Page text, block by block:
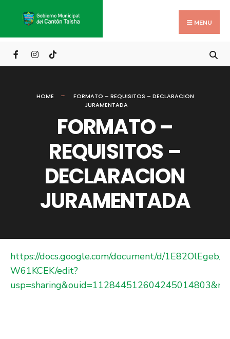
content
MENU
HOME
FORMATO – REQUISITOS – DECLARACION
JURAMENTADA
FORMATO –
REQUISITOS –
DECLARACION
JURAMENTADA
https://docs.google.com/document/d/
W61KCEK/edit?
for: